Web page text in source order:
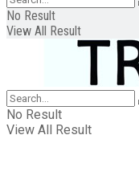
No Result
View All Result
No Result
View All Result